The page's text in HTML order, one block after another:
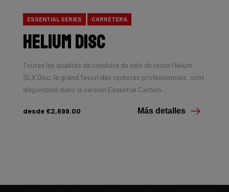
ESSENTIAL SERIES CARRETERA
Helium Disc
Toutes les qualités de conduite du vélo de route Helium
SLX Disc, le grand favori des cyclistes professionnels, sont
disponibles dans la version Essential Carbon.
desde €2,699.00 Más detalles